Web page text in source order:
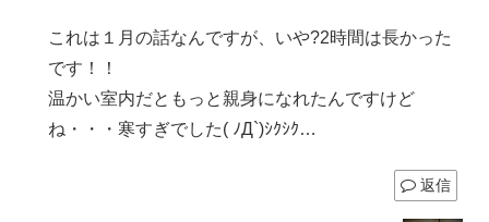
これは１月の話なんですが、いや?2時間は長かった
です！！
温かい室内だともっと親身になれたんですけど
ね・・・寒すぎでした( ﾉД`)ｼｸｼｸ…
返信